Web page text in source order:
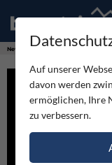
News
Auf unserer
davon werden
ermöglichen, Ihre
zu verbessern.